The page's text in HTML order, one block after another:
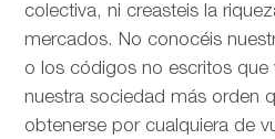
colectiva, ni creasteis la
mercados. No conocéis
o los códigos no escritos que
nuestra sociedad más orden
obtenerse por cualquiera de